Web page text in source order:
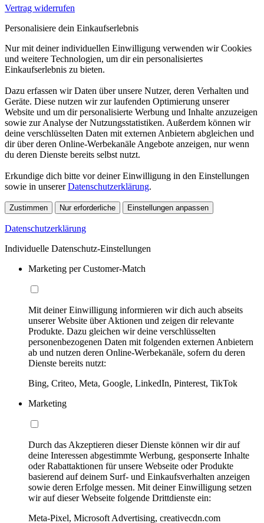
Vertrag widerrufen
Personalisiere dein Einkaufserlebnis
Nur mit deiner individuellen Einwilligung verwenden wir Cookies
und weitere Technologien, um dir ein personalisiertes
Einkaufserlebnis zu bieten.
Dazu erfassen wir Daten über unsere Nutzer, deren Verhalten und
Geräte. Diese nutzen wir zur laufenden Optimierung unserer
Website und um dir personalisierte Werbung und Inhalte anzuzeigen
sowie zur Analyse der Nutzungsstatistiken. Außerdem können wir
deine verschlüsselten Daten mit externen Anbietern abgleichen und
dir über deren Online-Werbekanäle Angebote anzeigen, nur wenn
du deren Dienste bereits selbst nutzt.
Erkundige dich bitte vor deiner Einwilligung in den Einstellungen
sowie in unsererDatenschutzerklärung.
Zustimmen Nur erforderliche Einstellungen anpassen
Datenschutzerklärung
Individuelle Datenschutz-Einstellungen
Marketing per Customer-Match
Mit deiner Einwilligung informieren wir dich auch abseits
unserer Website über Aktionen und zeigen dir relevante
Produkte. Dazu gleichen wir deine verschlüsselten
personenbezogenen Daten mit folgenden externen Anbietern
ab und nutzen deren Online-Werbekanäle, sofern du deren
Dienste bereits nutzt:
Bing, Criteo, Meta, Google, LinkedIn, Pinterest, TikTok
Marketing
Durch das Akzeptieren dieser Dienste können wir dir auf
deine Interessen abgestimmte Werbung, gesponserte Inhalte
oder Rabattaktionen für unsere Webseite oder Produkte
basierend auf deinem Surf- und Einkaufsverhalten anzeigen
sowie deren Erfolge messen. Mit deiner Einwilligung setzen
wir auf dieser Webseite folgende Drittdienste ein:
Meta-Pixel, Microsoft Advertising, creativecdn.com